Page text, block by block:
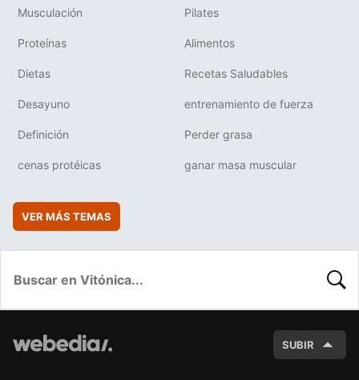
Musculación Pilates
Proteínas Alimentos
Dietas Recetas Saludables
Desayuno entrenamiento de fuerza
Definición Perder grasa
cenas protéicas ganar masa muscular
VER MÁS TEMAS
SUBIR